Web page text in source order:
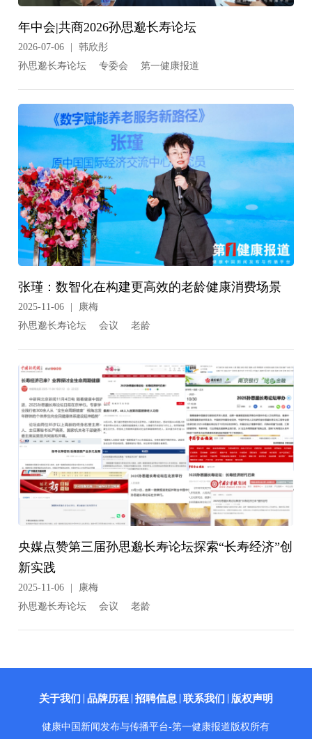
年中会|共商2026孙思邈长寿论坛
2026-07-06
韩欣彤
孙思邈长寿论坛
专委会 第一健康报道
张瑾：数智化在构建更高效的老龄健康消费场景
2025-11-06
康梅
孙思邈长寿论坛
会议 老龄
央媒点赞第三届孙思邈长寿论坛探索“长寿经济”创
新实践
2025-11-06
康梅
孙思邈长寿论坛
会议 老龄
关于我们 品牌历程 招聘信息 联系我们 版权声明
健康中国新闻发布与传播平台-第一健康报道版权所有